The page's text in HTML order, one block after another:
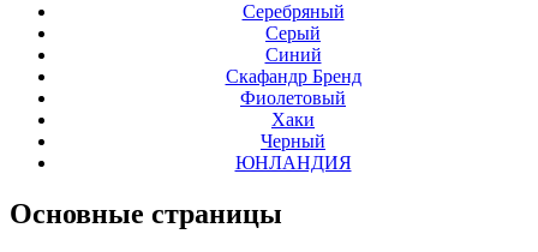
Серебряный
Серый
Синий
Скафандр Бренд
Фиолетовый
Хаки
Черный
ЮНЛАНДИЯ
Основные страницы